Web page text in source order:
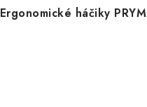
Ergonomické háčiky PRYM